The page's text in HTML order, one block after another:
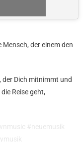
der einem den
der Dich mitnimmt und
Reise geht,
#neuemusik